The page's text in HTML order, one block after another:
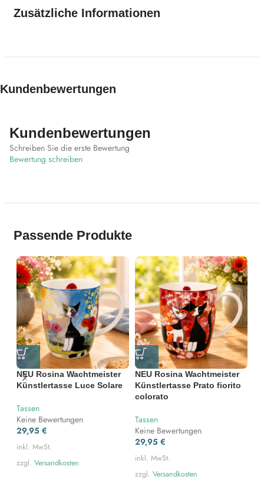
Zusätzliche Informationen
Kundenbewertungen
Kundenbewertungen
Schreiben Sie die erste Bewertung
Bewertung schreiben
Passende Produkte
NEU Rosina Wachtmeister
Künstlertasse Luce Solare
Tassen
Keine Bewertungen
29,95 €
inkl. MwSt.
zzgl. Versandkosten
NEU Rosina Wachtmeister
Künstlertasse Prato fiorito
colorato
Tassen
Keine Bewertungen
29,95 €
inkl. MwSt.
zzgl. Versandkosten